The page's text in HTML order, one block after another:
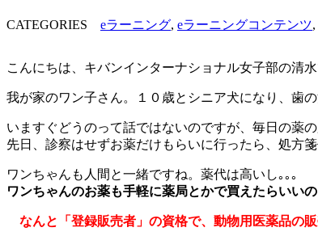
CATEGORIES eラーニング, eラーニングコンテンツ,
こんにちは、キバンインターナショナル女子部の清水
我が家のワン子さん。１０歳とシニア犬になり、歯
いますぐどうのって話ではないのですが、毎日の薬
先日、診察はせずお薬だけもらいに行ったら、処方箋
ワンちゃんも人間と一緒ですね。薬代は高いし｡｡｡
ワンちゃんのお薬も手軽に薬局とかで買えたらいい
なんと「登録販売者」の資格で、動物用医薬品の